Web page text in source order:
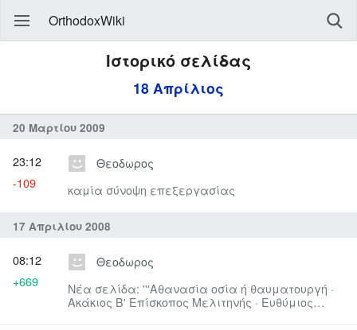
OrthodoxWiki
Ιστορικό σελίδας
18 Απρίλιος
20 Μαρτίου 2009
Θεοδωρος
καμία σύνοψη επεξεργασίας
23:12
-109
17 Απριλίου 2008
Θεοδωρος
Νέα σελίδα: '''Αθανασία οσία ή θαυματουργή ·
Ακάκιος Β' Επίσκοπος Μελιτηνής · Ευθύμιος
08:12
+669